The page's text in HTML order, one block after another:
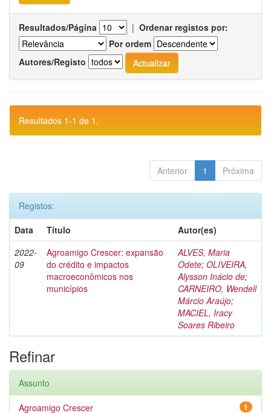
Resultados/Página | Ordenar registos por:
Por ordem
Autores/Registo
Resultados 1-1 de 1.
Anterior 1 Próxima
Registos:
Data
Título
Autor(es)
2022-
09
Agroamigo Crescer: expansão
do crédito e impactos
macroeconômicos nos
municípios
ALVES, Maria
Odete; OLIVEIRA,
Alysson Inácio de;
CARNEIRO, Wendell
Márcio Araújo;
MACIEL, Iracy
Soares Ribeiro
Refinar
Assunto
1
Agroamigo Crescer